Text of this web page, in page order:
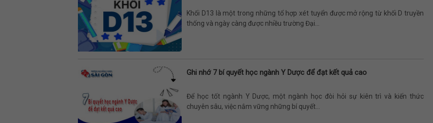
Khối D13 là một trong những tổ hợp xét tuyển được mở rộng từ khối D truyền
thống và ngày càng được nhiều trường Đại...
Ghi nhớ 7 bí quyết học ngành Y Dược để đạt kết quả cao
Để học tốt ngành Y Dược, một ngành học đòi hỏi sự kiên trì và kiến thức
chuyên sâu, việc nắm vững những bí quyết...